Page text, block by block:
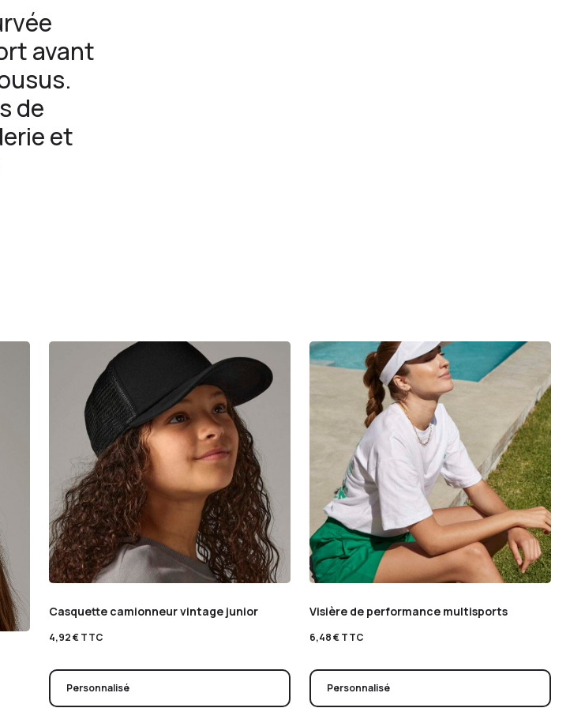
avant
de
et
Casquette camionneur vintage junior
4,92€TTC
Personnalisé
Visière de performance multisports
6,48€TTC
Personnalisé